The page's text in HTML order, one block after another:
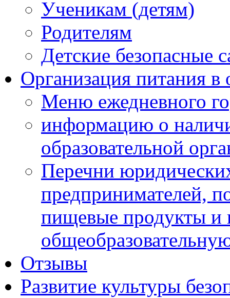
Ученикам (детям)
Родителям
Детские безопасные
Организация питания в
Меню ежедневного
информацию о
образовательной
Перечни
предпринимателей,
пищевые продукты и
Отзывы
Развитие культуры